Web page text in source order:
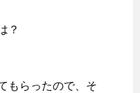
？
もらったので、そ